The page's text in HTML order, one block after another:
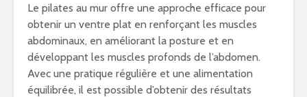
Le pilates au mur offre une approche efficace pour
obtenir un ventre plat en renforçant les muscles
abdominaux, en améliorant la posture et en
développant les muscles profonds de l’abdomen.
Avec une pratique régulière et une alimentation
équilibrée, il est possible d’obtenir des résultats